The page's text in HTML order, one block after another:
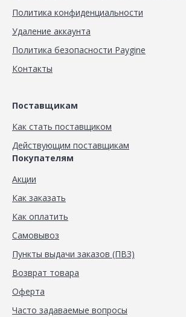
Политика конфиденциальности
Удаление аккаунта
Политика безопасности Paygine
Контакты
Поставщикам
Как стать поставщиком
Действующим поставщикам
Покупателям
Акции
Как заказать
Как оплатить
Самовывоз
Пункты выдачи заказов (ПВЗ)
Возврат товара
Оферта
Часто задаваемые вопросы